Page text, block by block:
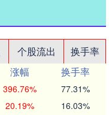
个股流出
换手率
涨幅
换手率
396.76% 77.31%
20.19% 16.03%